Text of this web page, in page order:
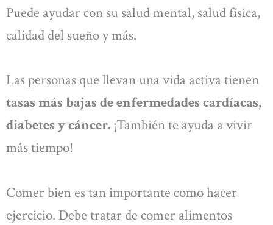
Puede ayudar con su salud mental, salud física,
calidad del sueño y más.
Las personas que llevan una vida activa tienen
tasas más bajas de enfermedades cardíacas,
diabetes y cáncer. ¡También te ayuda a vivir
más tiempo!
Comer bien es tan importante como hacer
ejercicio. Debe tratar de comer alimentos